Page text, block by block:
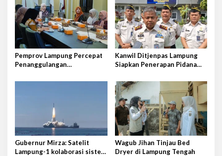
Pemprov Lampung Percepat
Penanggulangan
Kanwil Ditjenpas Lampung
Siapkan Penerapan Pidana
Gubernur Mirza: Satelit
Lampung-1 kolaborasi sister
Wagub Jihan Tinjau Bed
Dryer di Lampung Tengah